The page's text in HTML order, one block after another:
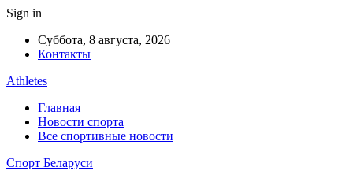
Sign in
Суббота, 8 августа, 2026
Контакты
Athletes
Главная
Новости спорта
Все спортивные новости
Спорт Беларуси